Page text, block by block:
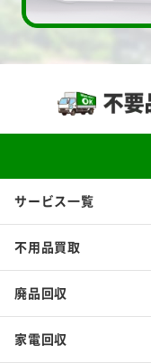
サービス一覧
不用品買取
廃品回収
家電回収